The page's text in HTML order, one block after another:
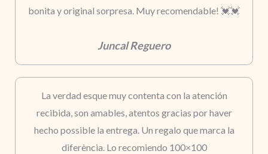
bonita y original sorpresa. Muy recomendable! 💓💓
Juncal Reguero
La verdad esque muy contenta con la atención
recibida, son amables, atentos gracias por haver
hecho possible la entrega. Un regalo que marca la
diferència. Lo recomiendo 100×100